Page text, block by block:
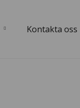
Kontakta oss